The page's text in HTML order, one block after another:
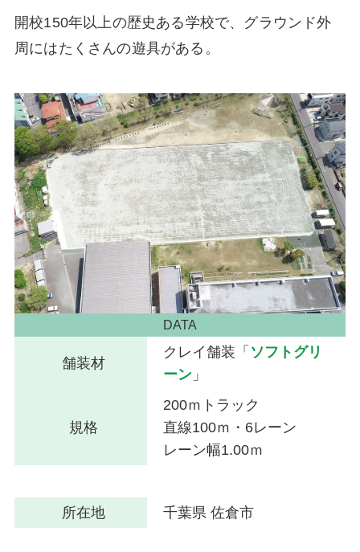
開校150年以上の歴史ある学校で、グラウンド外
周にはたくさんの遊具がある。
DATA
舗装材
クレイ舗装「 ソフトグリ
ーン」
規格
200ｍトラック
直線100ｍ・6レーン
レーン幅1.00ｍ
所在地 千葉県 佐倉市